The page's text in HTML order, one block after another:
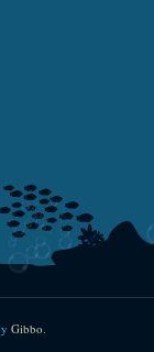
Gibbo.